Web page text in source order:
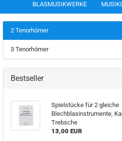
BLASMUSIKWERKE
Gotteslob
Geistliche Lieder
Kapellmeisterkurs
Theorieunterlagen
2 Tenorhörner
3 Tenorhörner
Bestseller
Spielstücke für 2 gleiche
Blechblasinstrumente,
Trebsche
13,00 EUR